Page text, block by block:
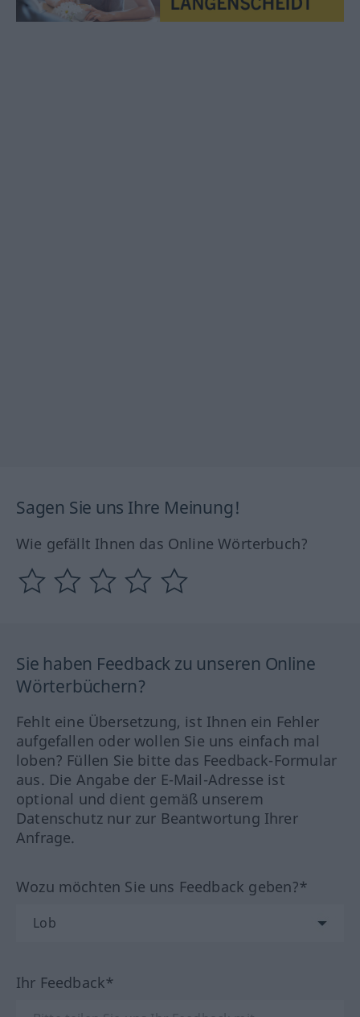
Sagen Sie uns Ihre Meinung!
Wie gefällt Ihnen das Online Wörterbuch?
Sie haben Feedback zu unseren Online
Wörterbüchern?
Fehlt eine Übersetzung, ist Ihnen ein Fehler
aufgefallen oder wollen Sie uns einfach mal
loben? Füllen Sie bitte das Feedback-Formular
aus. Die Angabe der E-Mail-Adresse ist
optional und dient gemäß unserem
Datenschutz nur zur Beantwortung Ihrer
Anfrage.
Wozu möchten Sie uns Feedback geben?*
Ihr Feedback*